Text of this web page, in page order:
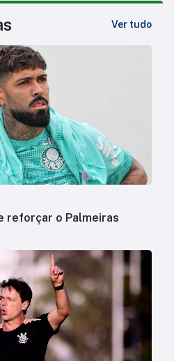
Ver tudo
reforçar o Palmeiras